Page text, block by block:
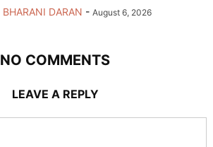
BHARANI DARAN - August 6, 2026
NO COMMENTS
LEAVE A REPLY